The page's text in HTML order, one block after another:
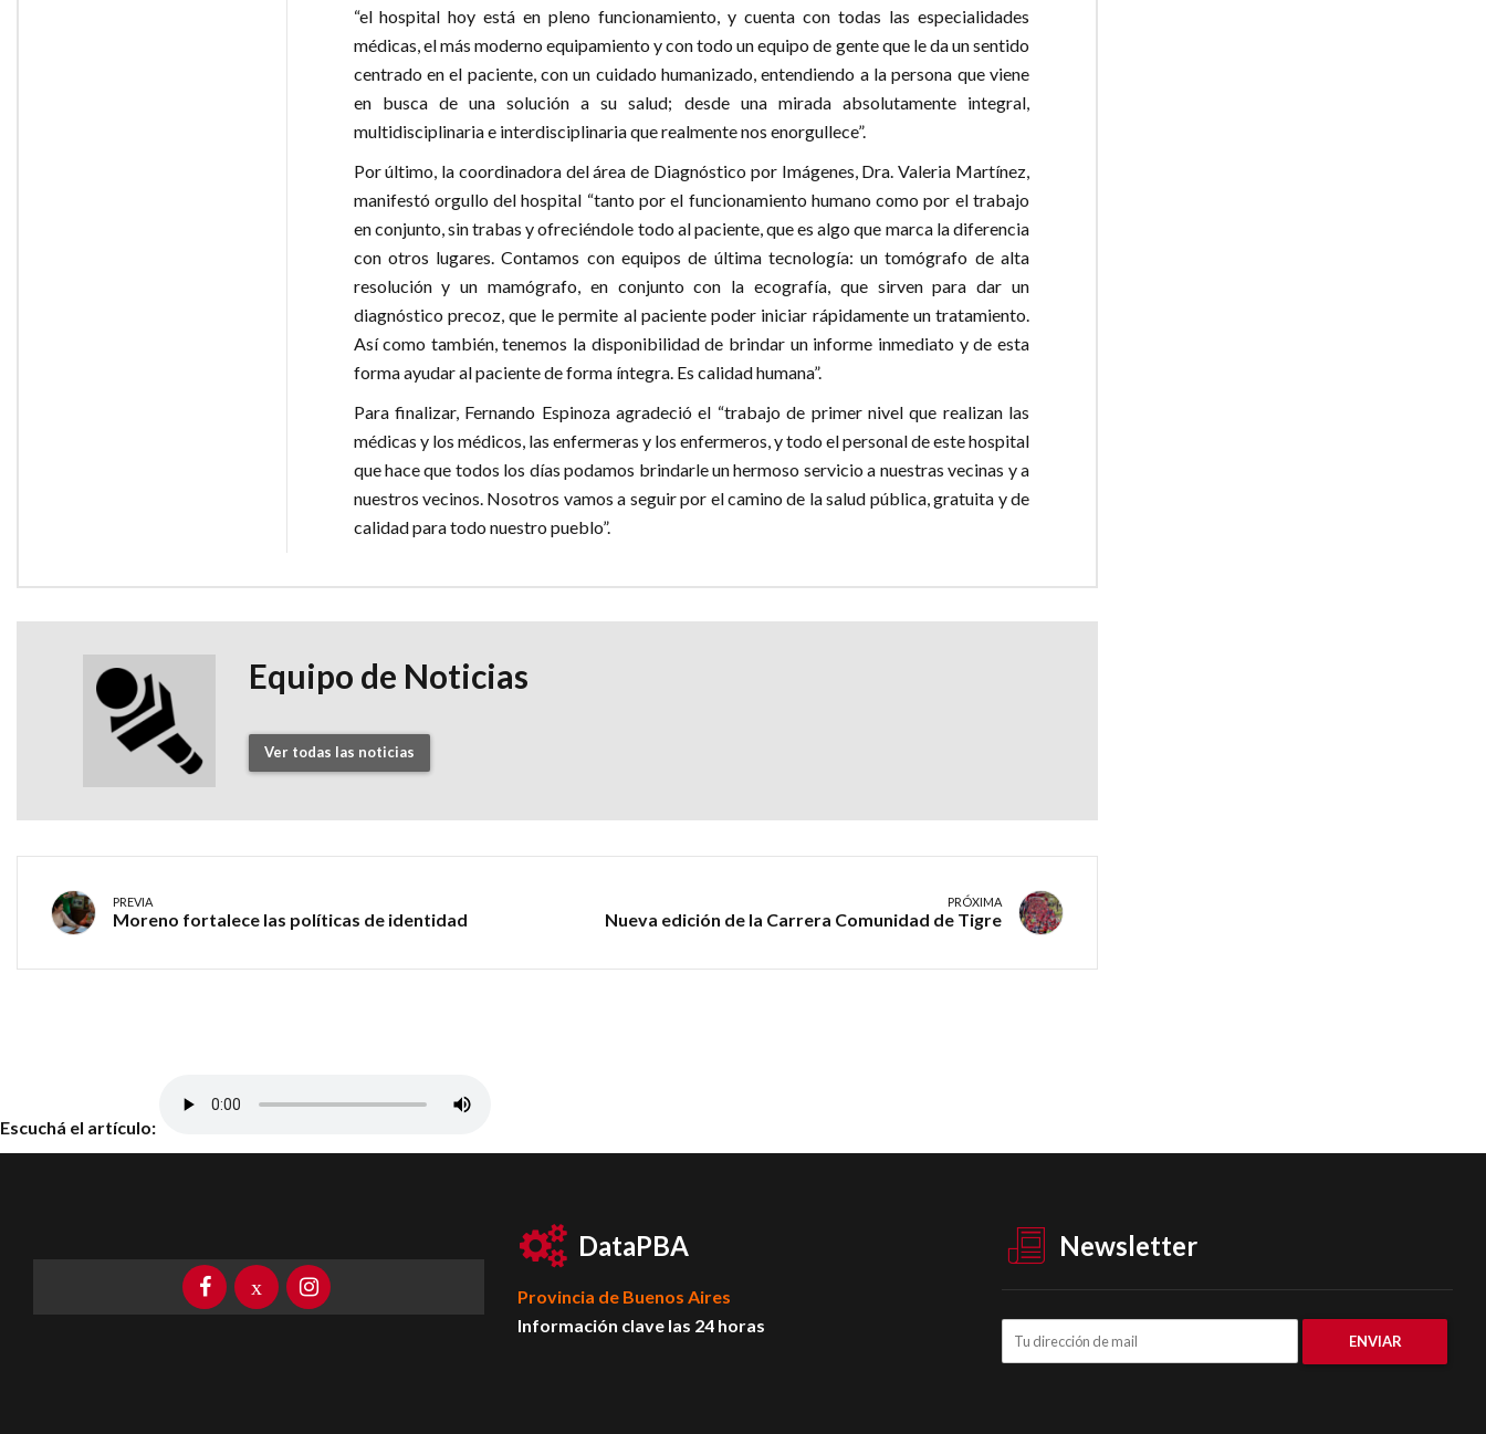
“el hospital hoy está en pleno funcionamiento, y cuenta con todas las especialidades
médicas, el más moderno equipamiento y con todo un equipo de gente que le da un sentido
centrado en el paciente, con un cuidado humanizado, entendiendo a la persona que viene
en busca de una solución a su salud; desde una mirada absolutamente integral,
multidisciplinaria e interdisciplinaria que realmente nos enorgullece”.
Por último, la coordinadora del área de Diagnóstico por Imágenes, Dra. Valeria Martínez,
manifestó orgullo del hospital “tanto por el funcionamiento humano como por el trabajo
en conjunto, sin trabas y ofreciéndole todo al paciente, que es algo que marca la diferencia
con otros lugares. Contamos con equipos de última tecnología: un tomógrafo de alta
resolución y un mamógrafo, en conjunto con la ecografía, que sirven para dar un
diagnóstico precoz, que le permite al paciente poder iniciar rápidamente un tratamiento.
Así como también, tenemos la disponibilidad de brindar un informe inmediato y de esta
forma ayudar al paciente de forma íntegra. Es calidad humana”.
Para finalizar, Fernando Espinoza agradeció el “trabajo de primer nivel que realizan las
médicas y los médicos, las enfermeras y los enfermeros, y todo el personal de este hospital
que hace que todos los días podamos brindarle un hermoso servicio a nuestras vecinas y a
nuestros vecinos. Nosotros vamos a seguir por el camino de la salud pública, gratuita y de
calidad para todo nuestro pueblo”.
Equipo de Noticias
Ver todas las noticias
PREVIA
Moreno fortalece las políticas de identidad
PRÓXIMA
Nueva edición de la Carrera Comunidad de Tigre
Escuchá el artículo:
DataPBA
Provincia de Buenos Aires
Información clave las 24 horas
Newsletter